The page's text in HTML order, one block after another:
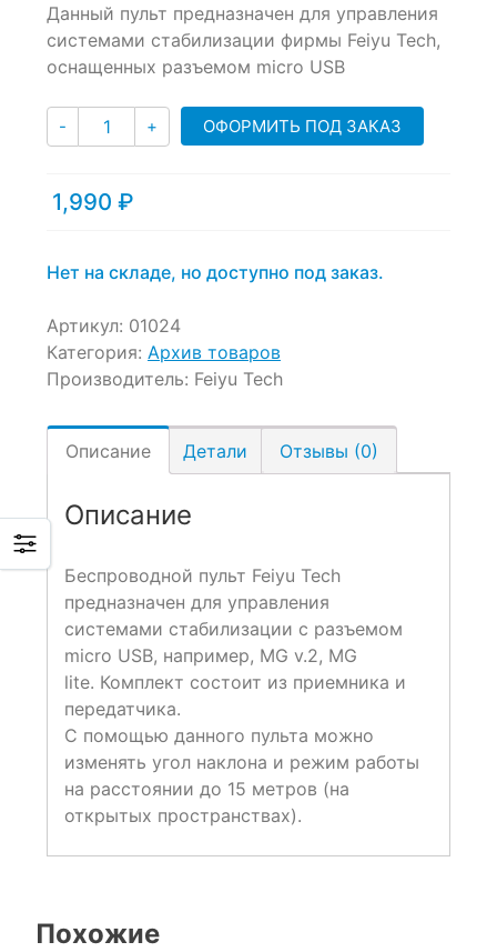
out
on
Данный пульт предназначен для управления
системами стабилизации фирмы Feiyu Tech,
оснащенных разъемом micro USB
- Количество
+ ОФОРМИТЬ ПОД ЗАКАЗ
1,990 ₽
Нет на складе, но доступно под заказ.
Артикул: 01024
Категория: Архив товаров
Производитель: Feiyu Tech
Описание Детали Отзывы (0)
Описание
Беспроводной пульт Feiyu Tech
предназначен для управления
системами стабилизации с разъемом
micro USB, например, MG v.2, MG
lite. Комплект состоит из приемника и
передатчика.
С помощью данного пульта можно
изменять угол наклона и режим работы
на расстоянии до 15 метров (на
открытых пространствах).
Похожие